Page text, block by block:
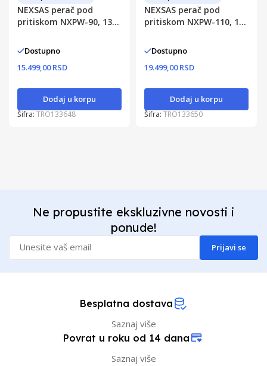
NEXSAS perač pod
pritiskom NXPW-90, 135
Dostupno
15.499,00 RSD
Dodaj u korpu
Šifra:TRO133648
NEXSAS perač pod
pritiskom NXPW-110, 165
Dostupno
19.499,00 RSD
Dodaj u korpu
Šifra:TRO133650
Ne propustite ekskluzivne novosti i
ponude!
Prijavi se
Besplatna dostava
Saznaj više
Povrat u roku od 14 dana
Saznaj više